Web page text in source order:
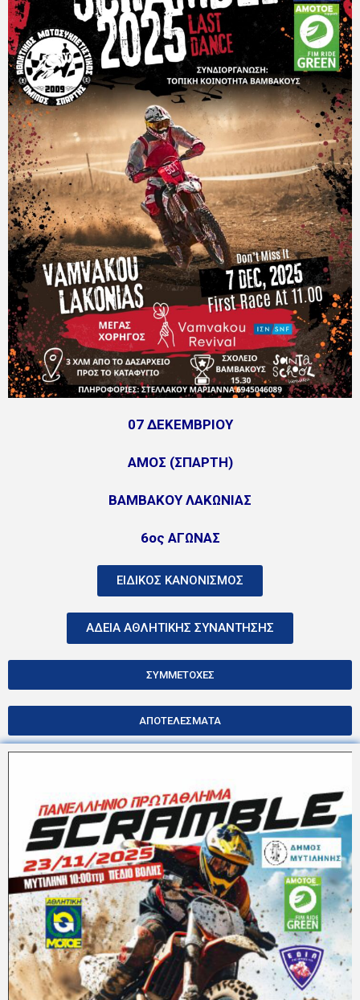
07 ΔΕΚΕΜΒΡΙΟΥ
ΑΜΟΣ (ΣΠΑΡΤΗ)
ΒΑΜΒΑΚΟΥ ΛΑΚΩΝΙΑΣ
6ος ΑΓΩΝΑΣ
ΕΙΔΙΚΟΣ ΚΑΝΟΝΙΣΜΟΣ
ΑΔΕΙΑ ΑΘΛΗΤΙΚΗΣ ΣΥΝΑΝΤΗΣΗΣ
ΣΥΜΜΕΤΟΧΕΣ
ΑΠΟΤΕΛΕΣΜΑΤΑ